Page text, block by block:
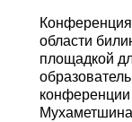
области
площадкой